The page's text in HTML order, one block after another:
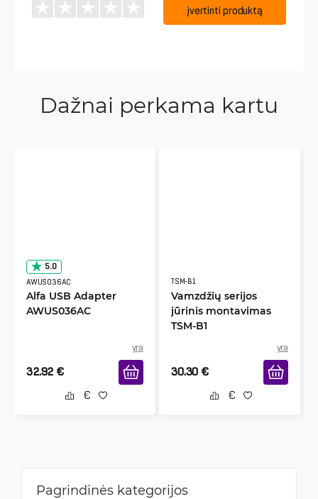
įvertinti produktą
Dažnai perkama kartu
5.0
AWUS036AC
Alfa USB Adapter
AWUS036AC
yra
32.92 €
TSM-B1
Vamzdžių serijos
jūrinis montavimas
TSM-B1
yra
30.30 €
Pagrindinės kategorijos